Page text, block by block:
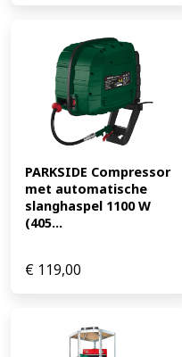
PARKSIDE Compressor
met automatische
slanghaspel 1100 W
(405...
€ 119,00